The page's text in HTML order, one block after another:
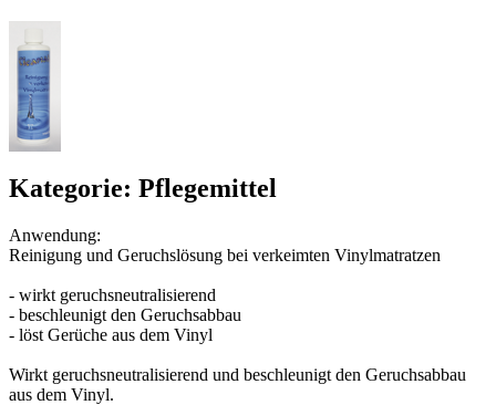
Kategorie: Pflegemittel
Anwendung:
Reinigung und Geruchslösung bei verkeimten Vinylmatratzen
- wirkt geruchsneutralisierend
- beschleunigt den Geruchsabbau
- löst Gerüche aus dem Vinyl
Wirkt geruchsneutralisierend und beschleunigt den Geruchsabbau
aus dem Vinyl.